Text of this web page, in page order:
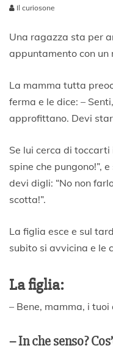
G
n
a
o
2
8
Il curiosone
Una ragazza sta per
appuntamento con un
La mamma tutta
ferma e le dice: –
approfittano. Devi
Se lui cerca di toccarti
spine che pungono!”,
devi digli: “No non
scotta!”.
La figlia esce e sul
subito si avvicina e le
La figlia:
– Bene, mamma, i
– In che senso?